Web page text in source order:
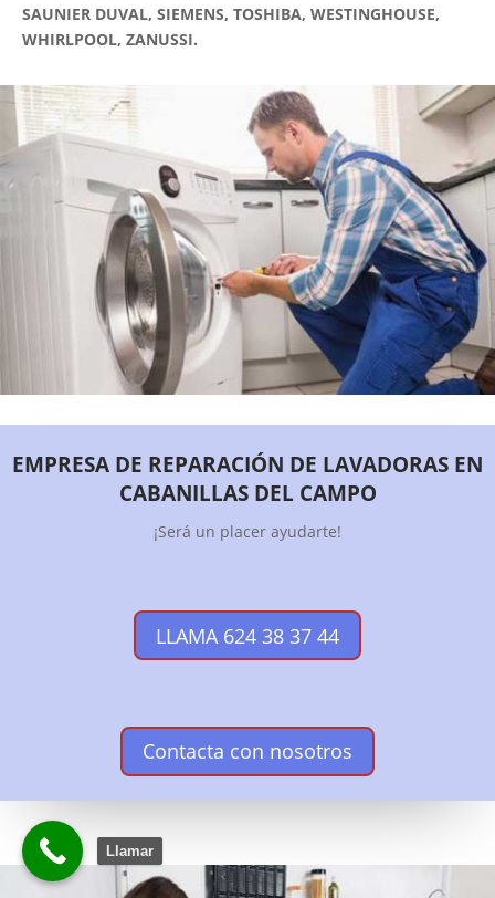
SAUNIER DUVAL, SIEMENS, TOSHIBA, WESTINGHOUSE,
WHIRLPOOL, ZANUSSI.
EMPRESA DE REPARACIÓN DE LAVADORAS EN
CABANILLAS DEL CAMPO
¡Será un placer ayudarte!
LLAMA 624 38 37 44
Contacta con nosotros
Llamar